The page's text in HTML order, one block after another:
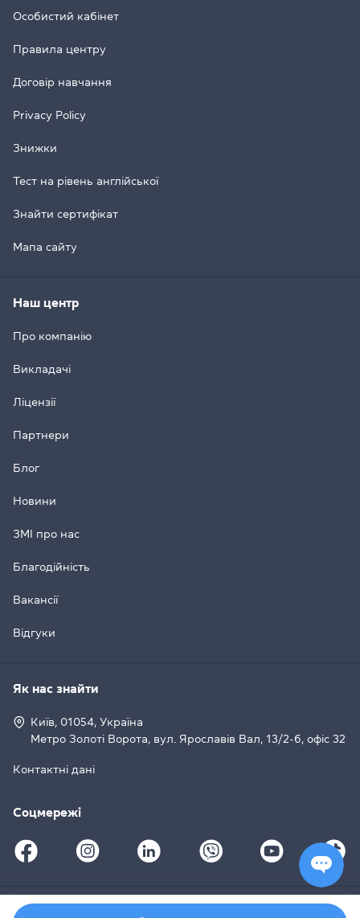
Особистий кабінет
Правила центру
Договір навчання
Privacy Policy
Знижки
Тест на рівень англійської
Знайти сертифікат
Мапа сайту
Наш центр
Про компанію
Викладачі
Ліцензії
Партнери
Блог
Новини
ЗМІ про нас
Благодійність
Вакансії
Відгуки
Як нас знайти
Київ, 01054, Україна
Метро Золоті Ворота, вул. Ярославів Вал, 13/2-б, офіс 32
Контактні дані
Соцмережі
© 2008–2026 Grade Education Centre, Cambridge English